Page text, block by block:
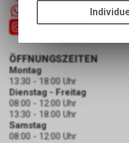
ÖFFNUNGSZEITEN
Montag
13:30 - 18:00 Uhr
Dienstag - Freitag
08:00 - 12:00 Uhr
13:30 - 18:00 Uhr
Samstag
08:00 - 12:00 Uhr
um die